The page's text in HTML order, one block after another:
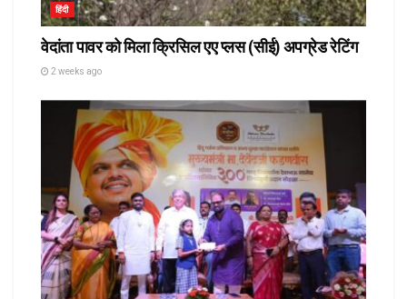
हिंदी
वेदांता पावर को मिला क्रिसिल एए प्लस (सीई) अपग्रेड रेटिंग
2 weeks ago